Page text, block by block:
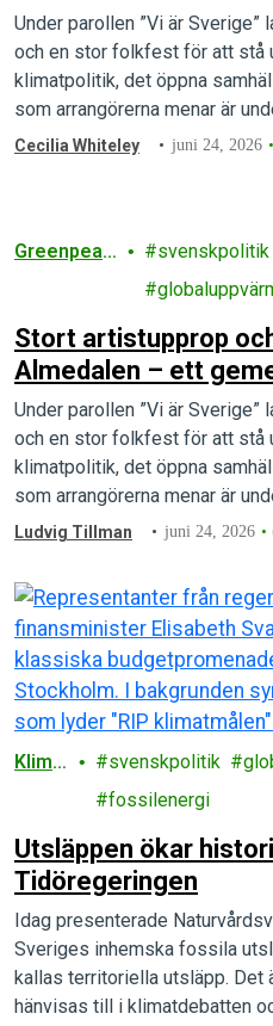
demokratin och
Under parollen ”Vi är
och en stor folkfest för att stå
klimatpolitik, det öppna
som arrangörerna menar är
Cecilia Whiteley juni 24, 2026
Greenpeac
svenskpolitik
Stort artistupprop
Almedalen – ett
demokratin och
Under parollen ”Vi är
och en stor folkfest för att stå
klimatpolitik, det öppna
som arrangörerna menar är
Ludvig Tillman juni 24, 2026
Klima
svenskpolitik
fossilenergi
Utsläppen ökar
Tidöregeringen
Idag presenterade
Sveriges inhemska fossila
kallas territoriella utsläpp. Det
hänvisas till i klimatdebatten